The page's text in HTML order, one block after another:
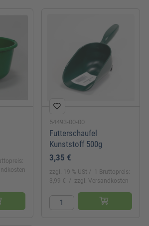
54493-00-00
Futterschaufel
Kunststoff 500g
3,35 €
zzgl. 19 % USt
1 Bruttopreis:
3,99 €
zzgl. Versandkosten